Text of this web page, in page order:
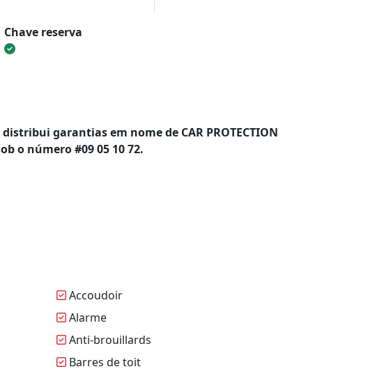
Chave reserva
garantias em nome de CAR PROTECTION
o número #09 05 10 72.
Accoudoir
Alarme
Anti-brouillards
Barres de toit